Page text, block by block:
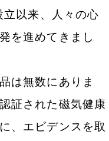
以来、人々の心
を進めてきまし
は無数にありま
証された磁気健康
、エビデンスを取